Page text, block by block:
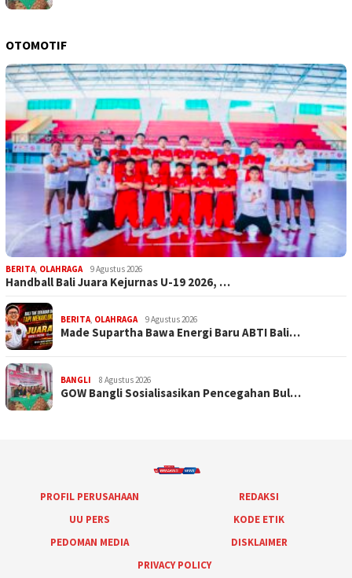
OTOMOTIF
BERITA, OLAHRAGA 9 Agustus 2026
Handball Bali Juara Kejurnas U-19 2026, …
BERITA, OLAHRAGA 9 Agustus 2026
Made Supartha Bawa Energi Baru ABTI Bali…
BANGLI 8 Agustus 2026
GOW Bangli Sosialisasikan Pencegahan Bul…
PROFIL PERUSAHAAN
REDAKSI
UU PERS
KODE ETIK
PEDOMAN MEDIA
DISKLAIMER
PRIVACY POLICY